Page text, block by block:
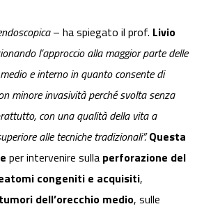
– ha spiegato il prof. Livio
l’approccio alla maggior parte delle
e interno in quanto consente di
minore invasività perché svolta senza
con una qualità della vita a
alle tecniche tradizionali”.Questa
per intervenire sulla perforazione del
congeniti e acquisiti,
tumori dell’orecchio medio, sulle